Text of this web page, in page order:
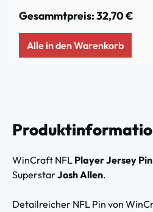
Gesammtpreis:32,70 €
Alle in den Warenkorb
WinCraft NFL Player Jersey Pin
SuperstarJosh Allen.
Detailreicher NFL Pin von